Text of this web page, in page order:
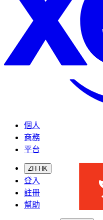
個人
商務
平台
ZH-HK
登入
註冊
幫助